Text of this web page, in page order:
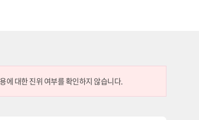
에 대한 진위 여부를 확인하지 않습니다.